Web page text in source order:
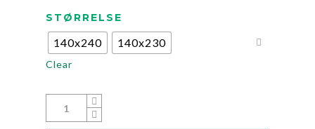
STØRRELSE
140x240 140x230
Clear